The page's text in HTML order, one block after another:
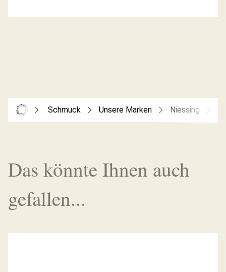
Schmuck Unsere Marken Niessing
Das könnte Ihnen auch
gefallen...